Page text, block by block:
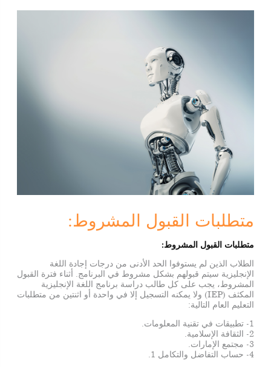
الرسوم الدراسية والمنح الدراسية
تحميل الملفات
قدّم الآن
متطلبات القبول المشروط:
متطلبات القبول المشروط:
الطلاب الذين لم يستوفوا الحد الأدنى من درجات إجادة اللغة
الإنجليزية سيتم قبولهم بشكل مشروط في البرنامج. أثناء فترة القبول
المشروط، يجب على كل طالب دراسة برنامج اللغة الإنجليزية
المكثف (IEP) ولا يمكنه التسجيل إلا في واحدة أو اثنتين من متطلبات
التعليم العام التالية:
1- تطبيقات في تقنية المعلومات.
2- الثقافة الإسلامية.
3- مجتمع الإمارات.
4- حساب التفاضل والتكامل 1.